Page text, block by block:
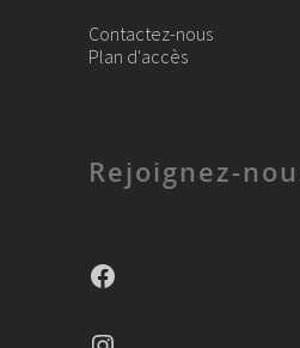
Contactez-nous
Plan d'accès
Rejoignez-